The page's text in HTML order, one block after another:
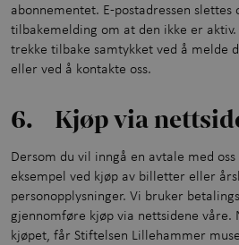
abonnementet. E-postadressen slettes
tilbakemelding om at den ikke er
trekke tilbake samtykket ved å melde
eller ved å kontakte oss.
6. Kjøp via
Dersom du vil inngå en avtale med
eksempel ved kjøp av billetter eller
personopplysninger. Vi bruker
gjennomføre kjøp via nettsidene våre.
kjøpet, får Stiftelsen Lillehammer